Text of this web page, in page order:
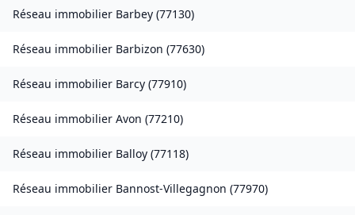
Réseau immobilier Barbey (77130)
Réseau immobilier Barbizon (77630)
Réseau immobilier Barcy (77910)
Réseau immobilier Avon (77210)
Réseau immobilier Balloy (77118)
Réseau immobilier Bannost-Villegagnon (77970)